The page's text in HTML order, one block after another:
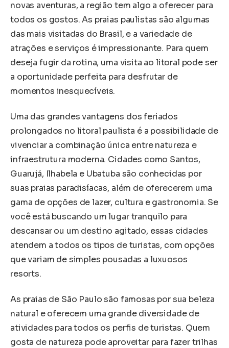
novas aventuras, a região tem algo a oferecer para
todos os gostos. As praias paulistas são algumas
das mais visitadas do Brasil, e a variedade de
atrações e serviços é impressionante. Para quem
deseja fugir da rotina, uma visita ao litoral pode ser
a oportunidade perfeita para desfrutar de
momentos inesquecíveis.
Uma das grandes vantagens dos feriados
prolongados no litoral paulista é a possibilidade de
vivenciar a combinação única entre natureza e
infraestrutura moderna. Cidades como Santos,
Guarujá, Ilhabela e Ubatuba são conhecidas por
suas praias paradisíacas, além de oferecerem uma
gama de opções de lazer, cultura e gastronomia. Se
você está buscando um lugar tranquilo para
descansar ou um destino agitado, essas cidades
atendem a todos os tipos de turistas, com opções
que variam de simples pousadas a luxuosos
resorts.
As praias de São Paulo são famosas por sua beleza
natural e oferecem uma grande diversidade de
atividades para todos os perfis de turistas. Quem
gosta de natureza pode aproveitar para fazer trilhas